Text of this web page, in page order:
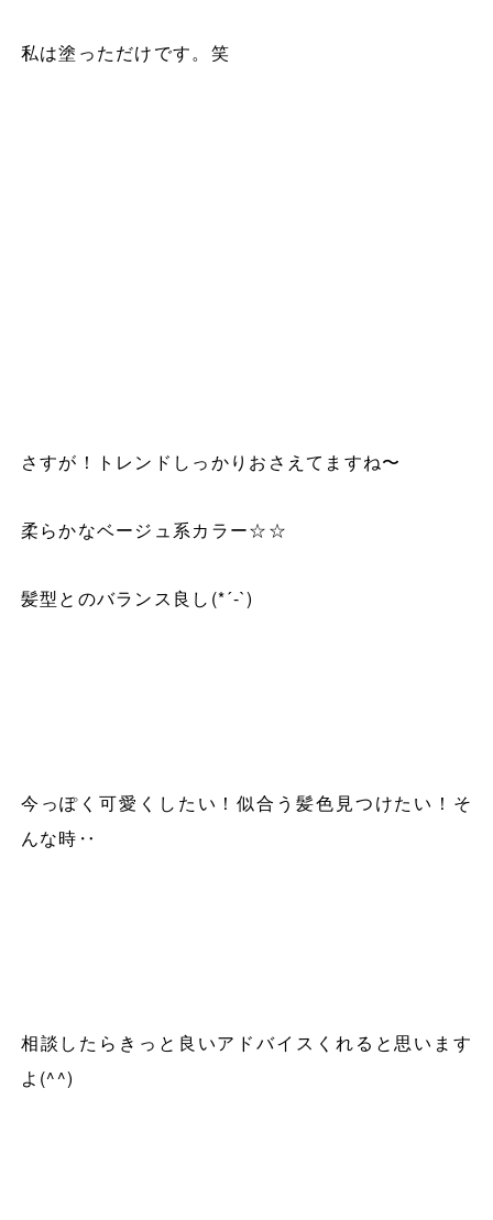
私は塗っただけです。笑
さすが！トレンドしっかりおさえてますね〜
柔らかなベージュ系カラー☆☆
髪型とのバランス良し (*´-`)
今っぽく可愛くしたい！似合う髪色見つけたい！そ
んな時‥
相談したらきっと良いアドバイスくれると思います
よ (^^)